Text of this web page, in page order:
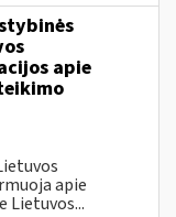
apie
apie
Lietuvos...